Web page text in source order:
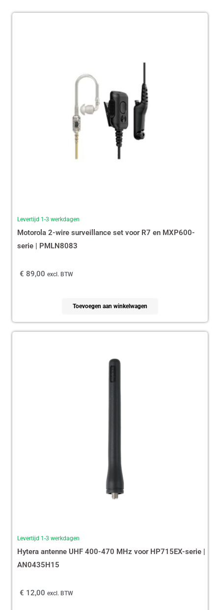
Levertijd 1-3 werkdagen
Motorola 2-wire surveillance set voor R7 en MXP600-
serie | PMLN8083
€ 89,00 excl. BTW
Toevoegen aan winkelwagen
Levertijd 1-3 werkdagen
Hytera antenne UHF 400-470 MHz voor HP715EX-serie |
AN0435H15
€ 12,00 excl. BTW